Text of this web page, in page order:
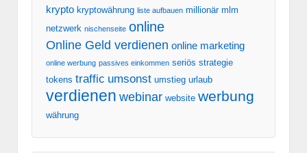
krypto kryptowährung liste aufbauen millionär mlm
netzwerk nischenseite online
Online Geld verdienen online marketing
online werbung passives einkommen seriös strategie
tokens traffic umsonst umstieg urlaub
verdienen webinar website werbung
währung